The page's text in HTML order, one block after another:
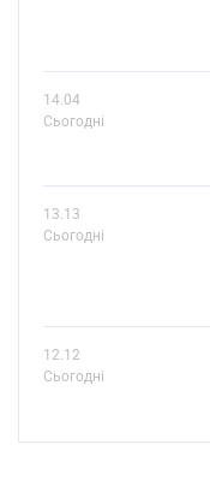
14.04
Сьогодні
13.13
Сьогодні
12.12
Сьогодні